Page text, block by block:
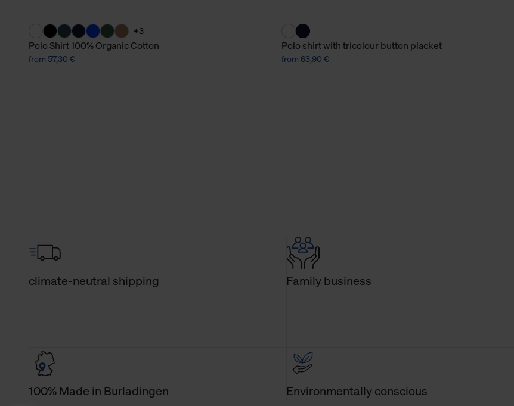
+3
Polo Shirt 100% Organic Cotton
from 57,30 €
Polo shirt with tricolour button placket
from 63,90 €
climate-neutral shipping Family business
100% Made in Burladingen Environmentally conscious